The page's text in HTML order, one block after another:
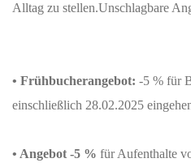
Alltag zu stellen.Unschlagbare
• Frühbucherangebot: -5 % für
einschließlich 28.02.2025
• Angebot -5 % für Aufenthalte